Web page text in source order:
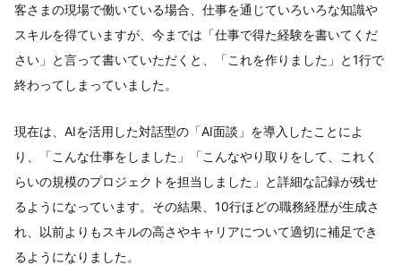
客さまの現場で働いている場合、仕事を通じていろいろな知識や
スキルを得ていますが、今までは「仕事で得た経験を書いてくだ
さい」と言って書いていただくと、「これを作りました」と1行で
終わってしまっていました。
現在は、AIを活用した対話型の「AI面談」を導入したことによ
り、「こんな仕事をしました」「こんなやり取りをして、これく
らいの規模のプロジェクトを担当しました」と詳細な記録が残せ
るようになっています。その結果、10行ほどの職務経歴が生成さ
れ、以前よりもスキルの高さやキャリアについて適切に補足でき
るようになりました。